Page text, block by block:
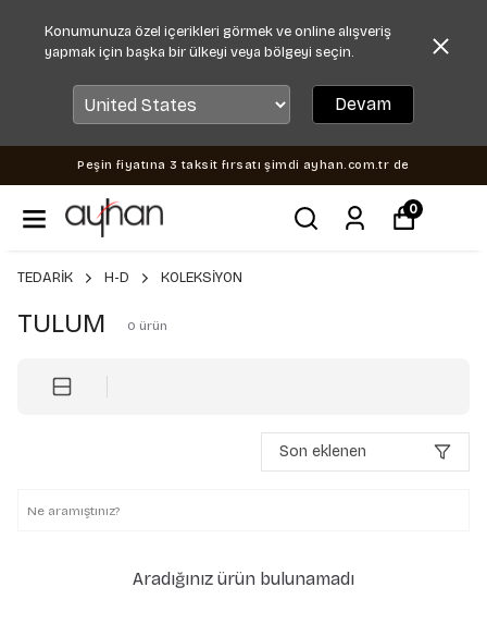
Konumunuza özel içerikleri görmek ve online alışveriş
yapmak için başka bir ülkeyi veya bölgeyi seçin.
Devam
Peşin fiyatına 3 taksit fırsatı şimdi ayhan.com.tr de
0
TEDARİK H-D KOLEKSİYON
TULUM 0 ürün
Son eklenen
Aradığınız ürün bulunamadı